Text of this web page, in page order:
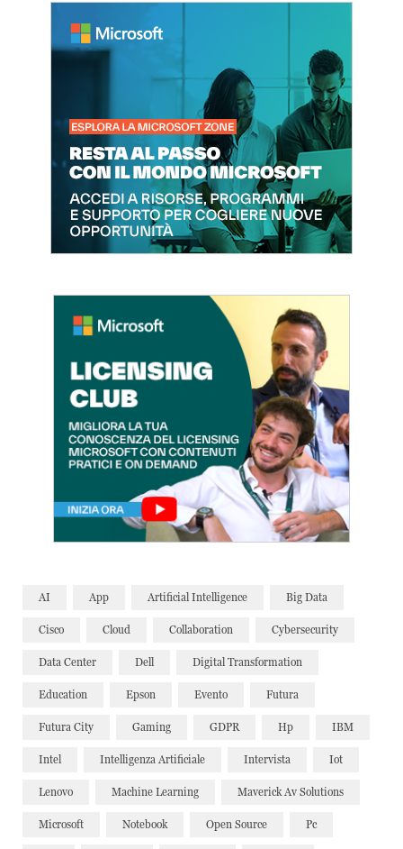
AI App Artificial Intelligence Big Data
Cisco Cloud Collaboration Cybersecurity
Data Center Dell Digital Transformation
Education Epson Evento Futura
Futura City Gaming GDPR Hp IBM
Intel Intelligenza Artificiale Intervista Iot
Lenovo Machine Learning Maverick Av Solutions
Microsoft Notebook Open Source Pc